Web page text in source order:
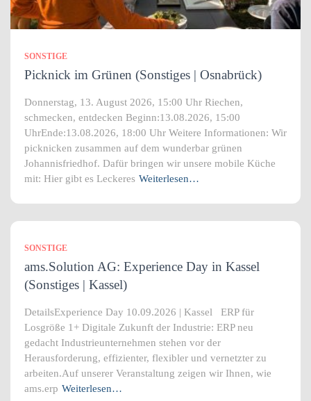
SONSTIGE
Picknick im Grünen (Sonstiges | Osnabrück)
Donnerstag, 13. August 2026, 15:00 Uhr Riechen,
schmecken, entdecken Beginn:13.08.2026, 15:00
UhrEnde:13.08.2026, 18:00 Uhr Weitere Informationen: Wir
picknicken zusammen auf dem wunderbar grünen
Johannisfriedhof. Dafür bringen wir unsere mobile Küche
mit: Hier gibt es Leckeres Weiterlesen…
SONSTIGE
ams.Solution AG: Experience Day in Kassel
(Sonstiges | Kassel)
DetailsExperience Day 10.09.2026 | Kassel ERP für
Losgröße 1+ Digitale Zukunft der Industrie: ERP neu
gedacht Industrieunternehmen stehen vor der
Herausforderung, effizienter, flexibler und vernetzter zu
arbeiten.Auf unserer Veranstaltung zeigen wir Ihnen, wie
ams.erp Weiterlesen…